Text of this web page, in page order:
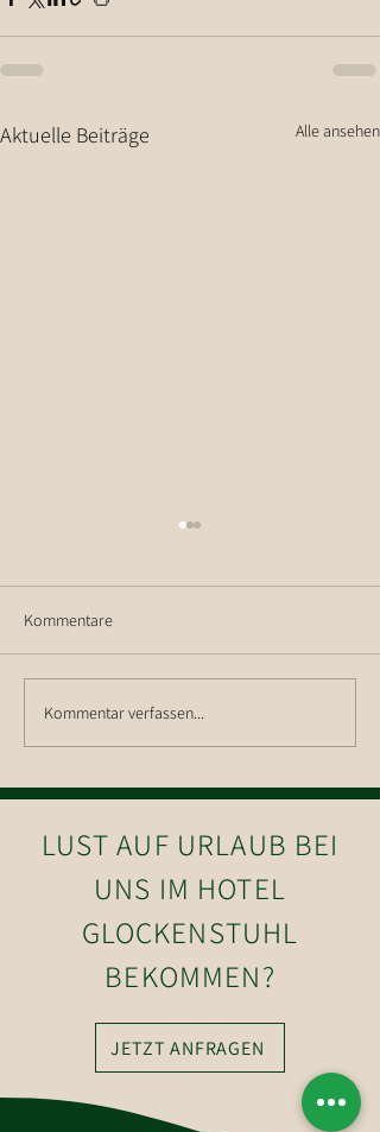
Aktuelle Beiträge Alle ansehen
Wanderung auf die Hohe
Salve
Kommentare
Kommentar verfassen...
LUST AUF URLAUB BEI
UNS IM HOTEL
GLOCKENSTUHL
BEKOMMEN?
JETZT ANFRAGEN